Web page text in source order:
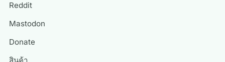
Reddit
Mastodon
Donate